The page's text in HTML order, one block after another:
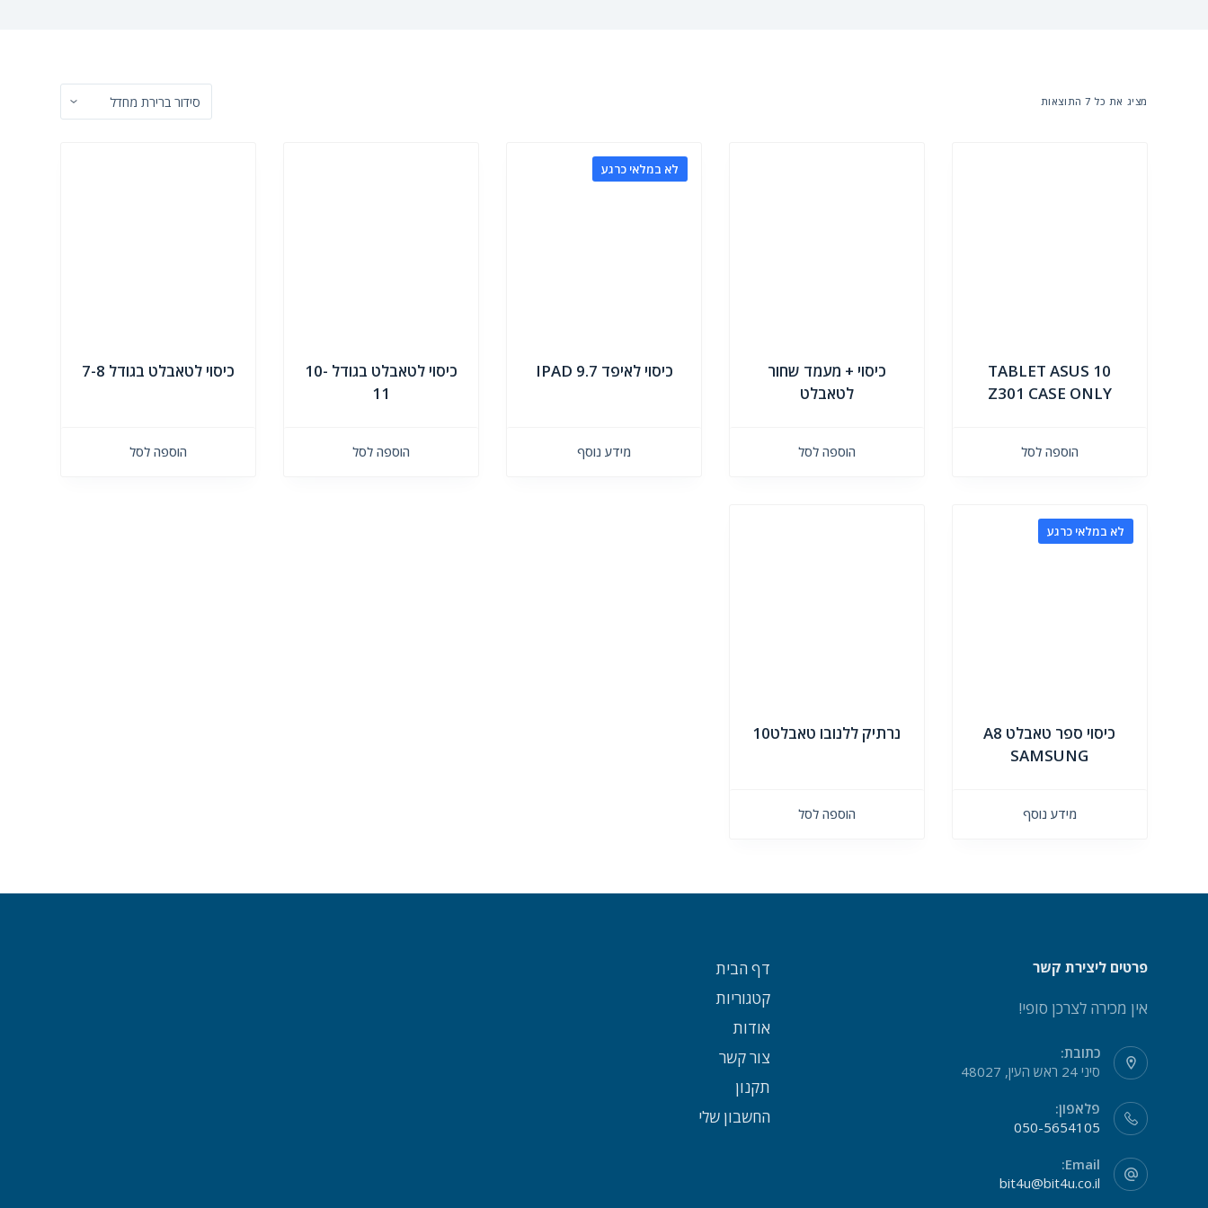
מציג את כל 7 התוצאות
TABLET ASUS 10
Z301 CASE ONLY
הוספה לסל
כיסוי + מעמד שחור
לטאבלט
הוספה לסל
לא במלאי כרגע
כיסוי לאיפד IPAD 9.7
מידע נוסף
כיסוי לטאבלט בגודל 10-
11
הוספה לסל
כיסוי לטאבלט בגודל 7-8
הוספה לסל
לא במלאי כרגע
כיסוי ספר טאבלט A8
SAMSUNG
מידע נוסף
נרתיק ללנובו טאבלט10
הוספה לסל
פרטים ליצירת קשר
אין מכירה לצרכן סופי!
כתובת:
סיני 24 ראש העין, 48027
פלאפון:
050-5654105
Email:
bit4u@bit4u.co.il
דף הבית
קטגוריות
אודות
צור קשר
תקנון
החשבון שלי